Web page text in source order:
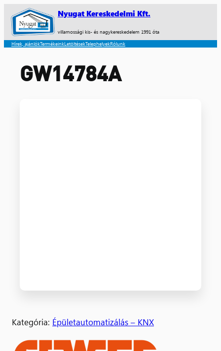
Nyugat Kereskedelmi Kft.
villamossági kis- és nagykereskedelem 1991 óta
Hírek, ajánlókTermékeinkLetöltésekTelephelyekRólunk
GW14784A
Kategória: Épületautomatizálás – KNX